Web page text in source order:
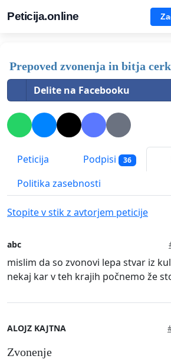
Peticija.online
Prepoved zvonenja in bitja
Delite na Facebooku
Peticija Podpisi 36
Politika zasebnosti
Stopite v stik z avtorjem peticije
abc
mislim da so zvonovi lepa stvar iz
nekaj kar v teh krajih počnemo že
ALOJZ KAJTNA
Zvonenje